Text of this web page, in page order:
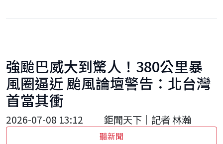
強颱巴威大到驚人！380公里暴
風圈逼近 颱風論壇警告：北台灣
首當其衝
2026-07-08 13:12 鉅聞天下｜記者 林瀚
聽新聞